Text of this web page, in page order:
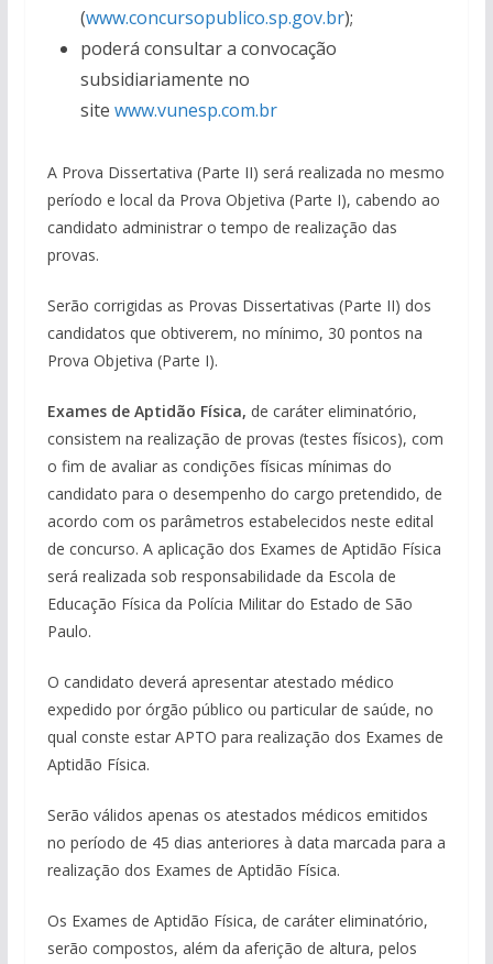
(www.concursopublico.sp.gov.br);
poderá consultar a convocação
subsidiariamente no
site www.vunesp.com.br
A Prova Dissertativa (Parte II) será realizada no mesmo
período e local da Prova Objetiva (Parte I), cabendo ao
candidato administrar o tempo de realização das
provas.
Serão corrigidas as Provas Dissertativas (Parte II) dos
candidatos que obtiverem, no mínimo, 30 pontos na
Prova Objetiva (Parte I).
Exames de Aptidão Física, de caráter eliminatório,
consistem na realização de provas (testes físicos), com
o fim de avaliar as condições físicas mínimas do
candidato para o desempenho do cargo pretendido, de
acordo com os parâmetros estabelecidos neste edital
de concurso. A aplicação dos Exames de Aptidão Física
será realizada sob responsabilidade da Escola de
Educação Física da Polícia Militar do Estado de São
Paulo.
O candidato deverá apresentar atestado médico
expedido por órgão público ou particular de saúde, no
qual conste estar APTO para realização dos Exames de
Aptidão Física.
Serão válidos apenas os atestados médicos emitidos
no período de 45 dias anteriores à data marcada para a
realização dos Exames de Aptidão Física.
Os Exames de Aptidão Física, de caráter eliminatório,
serão compostos, além da aferição de altura, pelos